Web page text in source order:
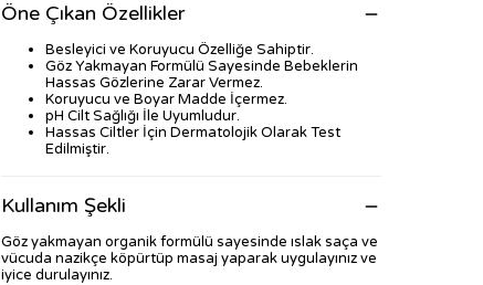
Öne Çıkan Özellikler
Besleyici ve Koruyucu Özelliğe Sahiptir.
Göz Yakmayan Formülü Sayesinde Bebeklerin
Hassas Gözlerine Zarar Vermez.
Koruyucu ve Boyar Madde İçermez.
pH Cilt Sağlığı İle Uyumludur.
Hassas Ciltler İçin Dermatolojik Olarak Test
Edilmiştir.
Kullanım Şekli
Göz yakmayan organik formülü sayesinde ıslak saça ve
vücuda nazikçe köpürtüp masaj yaparak uygulayınız ve
iyice durulayınız.